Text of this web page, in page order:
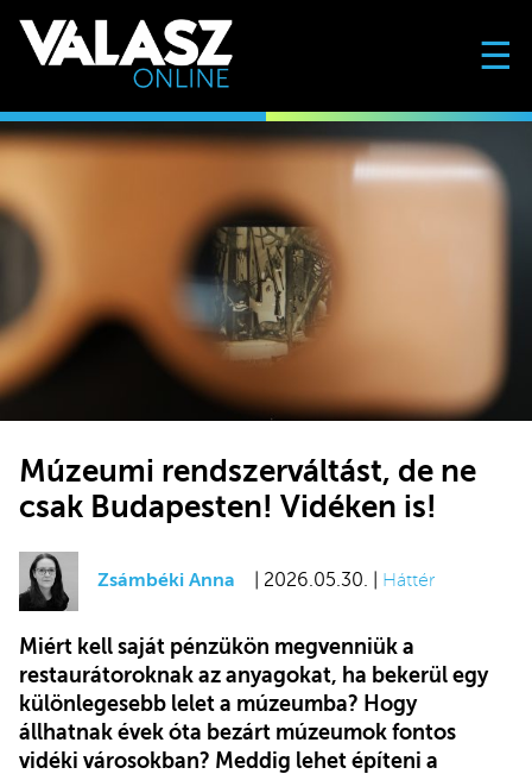
☰
Múzeumi rendszerváltást, de ne
csak Budapesten! Vidéken is!
Zsámbéki Anna | 2026.05.30. | Háttér
Miért kell saját pénzükön megvenniük a
restaurátoroknak az anyagokat, ha bekerül egy
különlegesebb lelet a múzeumba? Hogy
állhatnak évek óta bezárt múzeumok fontos
vidéki városokban? Meddig lehet építeni a